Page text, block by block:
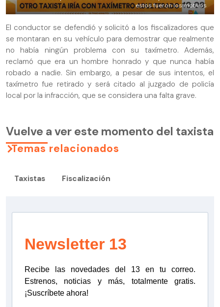
estos fueron los motivos
El conductor se defendió y solicitó a los fiscalizadores que
se montaran en su vehículo para demostrar que realmente
no había ningún problema con su taxímetro. Además,
reclamó que era un hombre honrado y que nunca había
robado a nadie. Sin embargo, a pesar de sus intentos, el
taxímetro fue retirado y será citado al juzgado de policía
local por la infracción, que se considera una falta grave.
Vuelve a ver este momento del taxista
Temas relacionados
Taxistas Fiscalización
Newsletter 13
Recibe las novedades del 13 en tu correo.
Estrenos, noticias y más, totalmente gratis.
¡Suscríbete ahora!